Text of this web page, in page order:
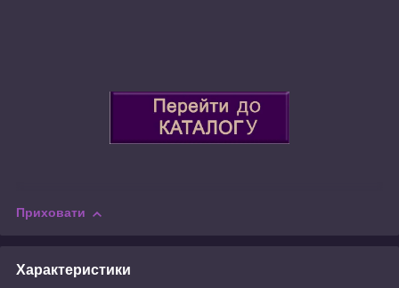
Приховати
Характеристики